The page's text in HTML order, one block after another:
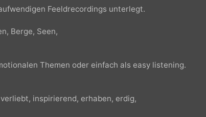
mit einer
aufwendigen Feeldrecordings unterlegt.
Themen oder einfach als easy listening.